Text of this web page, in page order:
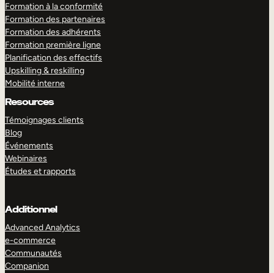
Formation à la conformité
Formation des partenaires
Formation des adhérents
Formation première ligne
Planification des effectifs
Upskilling & reskilling
Mobilité interne
Resources
Témoignages clients
Blog
Événements
Webinaires
Études et rapports
Additionnel
Advanced Analytics
e-commerce
Communautés
Companion